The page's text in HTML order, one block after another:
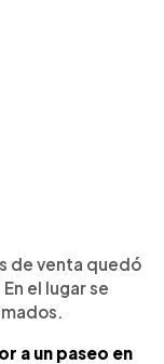
de venta quedó
el lugar se
a un paseo en